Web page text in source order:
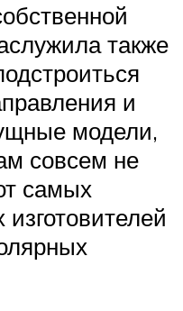
также
и
модели,
совсем не
самых